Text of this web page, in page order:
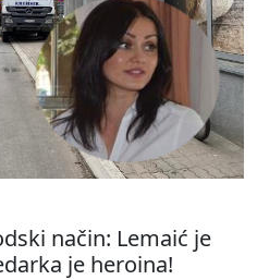
način: Lemaić je
je heroina!